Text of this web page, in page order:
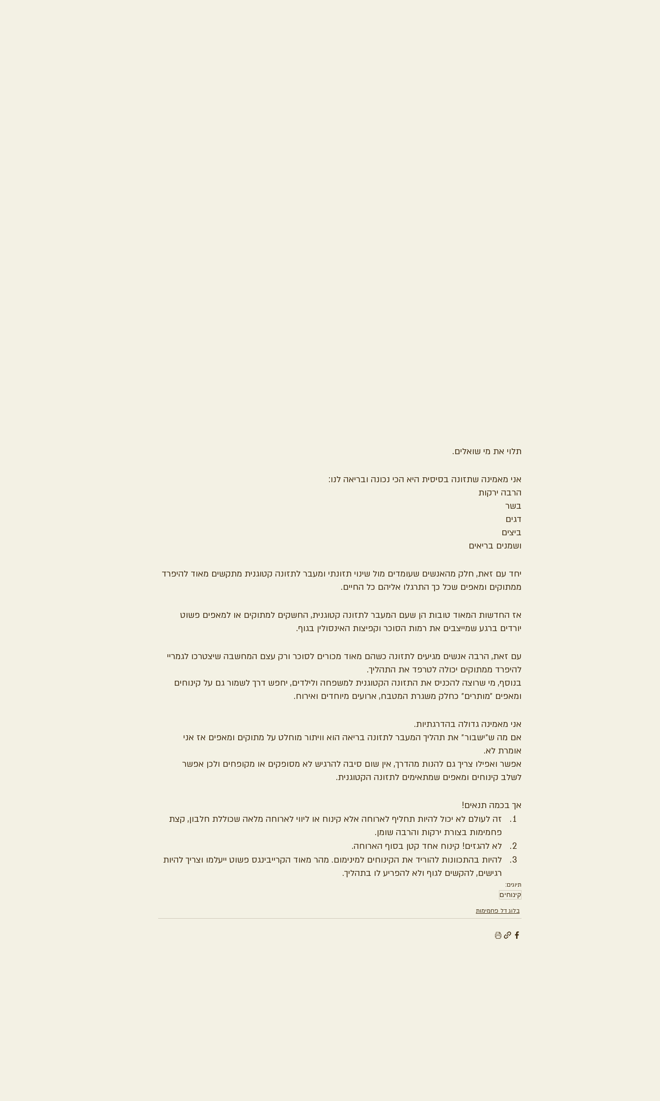
תלוי את מי שואלים.
אני מאמינה שתזונה בסיסית היא הכי נכונה ובריאה לנו:
הרבה ירקות
בשר
דגים
ביצים
ושמנים בריאים
יחד עם זאת, חלק מהאנשים שעומדים מול שינוי תזונתי ומעבר לתזונה קטוגנית מתקשים מאוד להיפרד
ממתוקים ומאפים שכל כך התרגלו אליהם כל החיים.
אז החדשות המאוד טובות הן שעם המעבר לתזונה קטוגנית, החשקים למתוקים או למאפים פשוט
יורדים ברגע שמייצבים את רמות הסוכר וקפיצות האינסולין בגוף.
עם זאת, הרבה אנשים מגיעים לתזונה כשהם מאוד מכורים לסוכר ורק עצם המחשבה שיצטרכו לגמריי
להיפרד ממתוקים יכולה לטרפד את התהליך.
בנוסף, מי שרוצה להכניס את התזונה הקטוגנית למשפחה ולילדים, יחפש דרך לשמור גם על קינוחים
ומאפים ״מותרים״ כחלק משגרת המטבח, ארועים מיוחדים ואירוח.
אני מאמינה גדולה בהדרגתיות.
אם מה ש״ישבור״ את תהליך המעבר לתזונה בריאה הוא וויתור מוחלט על מתוקים ומאפים אז אני
אומרת לא.
אפשר ואפילו צריך גם להנות מהדרך, אין שום סיבה להרגיש לא מסופקים או מקופחים ולכן אפשר
לשלב קינוחים ומאפים שמתאימים לתזונה הקטוגנית.
אך בכמה תנאים!
זה לעולם לא יכול להיות תחליף לארוחה אלא קינוח או ליווי לארוחה מלאה שכוללת חלבון, קצת
פחמימות בצורת ירקות והרבה שומן.
לא להגזים! קינוח אחד קטן בסוף הארוחה.
להיות בהתכוונות להוריד את הקינוחים למינימום. מהר מאוד הקרייבינגס פשוט ייעלמו וצריך להיות
רגישים, להקשים לגוף ולא להפריע לו בתהליך.
תיוגים:
קינוחים
בלוג דל פחמימות